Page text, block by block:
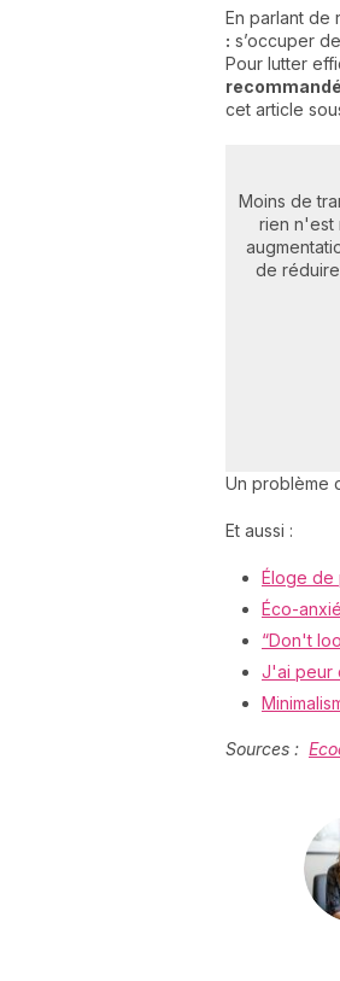
En parlant de
: s’occuper
Pour lutter
recommandé
cet article
Moins de
rien n'est
de
Un problème
Et aussi :
Éloge de
Éco-
“Don't
J'ai peur
Sources :